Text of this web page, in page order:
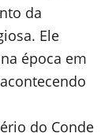
da
Ele
época em
do Conde